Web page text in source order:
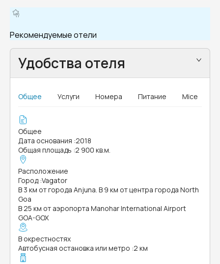
Рекомендуемые отели
Удобства отеля
Общее Услуги Номера Питание Mice
Общее
Дата основания :2018
Общая площадь :2 900 кв.м.
Расположение
Город :Vagator
В 3 км от города Anjuna. В 9 км от центра города North
Goa
В 25 км от аэропорта Manohar International Airport
GOA-GOX
В окрестностях
Автобусная остановка или метро :2 км